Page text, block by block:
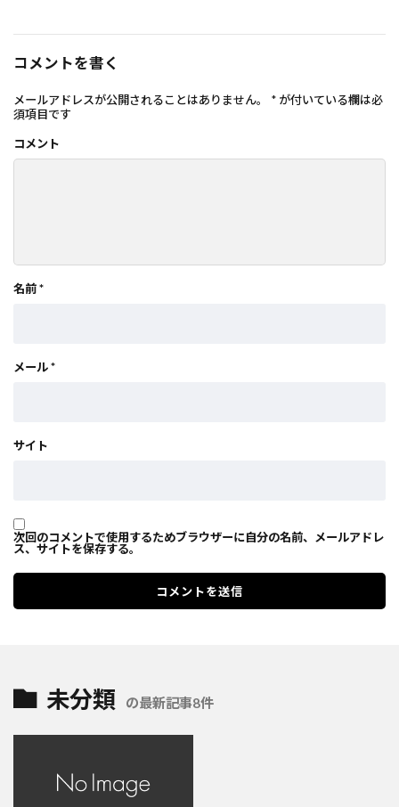
コメントを書く
メールアドレスが公開されることはありません。 * が付いている欄は必
須項目です
コメント
名前*
メール*
サイト
次回のコメントで使用するためブラウザーに自分の名前、メールアドレ
ス、サイトを保存する。
未分類 の最新記事8件